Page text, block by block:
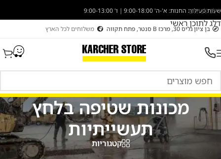
דלג לניווט
דלג לתוכן ראשי
שעות פעילות החנות: א'-ה' 9:00-18:00 | ו' 9:00-13:00
בן ציון גליס 30, מרכז B סנטר, פתח תקווה משלוחים לכל הארץ
מכונות שטיפה בלחץ
תעשייתיות
קטגוריות
מכונות שטיפה בלחץ תעשייתיות – מכונות שטפה בלחץ המיועדות